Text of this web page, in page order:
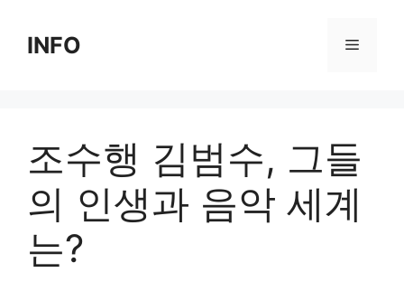
contentINFO Menu
조수행 김범수, 그들
의 인생과 음악 세계
는?